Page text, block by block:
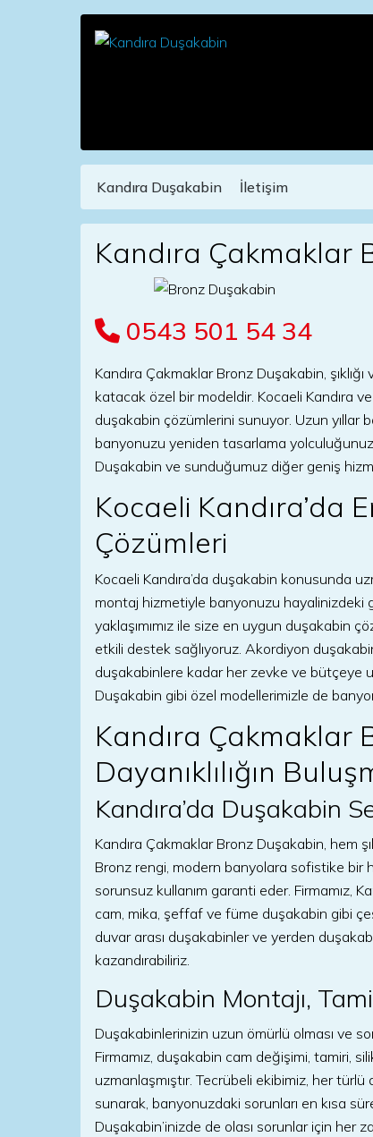
Main Navigation
Kandıra Duşakabin İletişim
Kandıra Çakmaklar
0543 501 54 34
Kandıra Çakmaklar Bronz Duşakabin,
katacak özel bir modeldir. Kocaeli Kandıra
duşakabin çözümlerini sunuyor. Uzun yıllar
banyonuzu yeniden tasarlama
Duşakabin ve sunduğumuz diğer geniş
Kocaeli Kandıra’da
Çözümleri
Kocaeli Kandıra’da duşakabin konusunda
montaj hizmetiyle banyonuzu hayalinizdeki
yaklaşımımız ile size en uygun duşakabin
etkili destek sağlıyoruz. Akordiyon
duşakabinlere kadar her zevke ve bütçeye
Duşakabin gibi özel modellerimizle de
Kandıra Çakmaklar
Dayanıklılığın
Kandıra’da Duşakabin
Kandıra Çakmaklar Bronz Duşakabin, hem
Bronz rengi, modern banyolara sofistike bir
sorunsuz kullanım garanti eder. Firmamız,
cam, mika, şeffaf ve füme duşakabin gibi
duvar arası duşakabinler ve yerden
kazandırabiliriz.
Duşakabin Montajı,
Duşakabinlerinizin uzun ömürlü olması ve
Firmamız, duşakabin cam değişimi, tamiri,
uzmanlaşmıştır. Tecrübeli ekibimiz, her
sunarak, banyonuzdaki sorunları en kısa
Duşakabin’inizde de olası sorunlar için her